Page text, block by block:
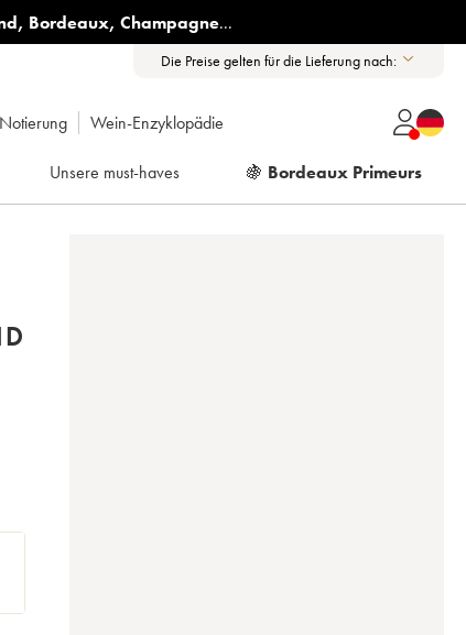
, Bordeaux, Champagne...
Die Preise gelten für die Lieferung nach:
Wein-Enzyklopädie
Unsere must-haves 🍇 Bordeaux Primeurs